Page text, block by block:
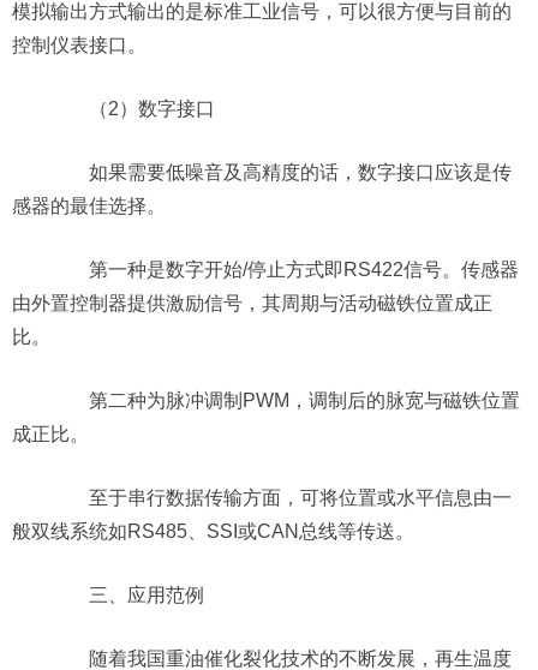
模拟输出方式输出的是标准工业信号，可以很方便与目前的
控制仪表接口。
（2）数字接口
如果需要低噪音及高精度的话，数字接口应该是传
感器的最佳选择。
第一种是数字开始/停止方式即RS422信号。传感器
由外置控制器提供激励信号，其周期与活动磁铁位置成正
比。
第二种为脉冲调制PWM，调制后的脉宽与磁铁位置
成正比。
至于串行数据传输方面，可将位置或水平信息由一
般双线系统如RS485、SSI或CAN总线等传送。
三、应用范例
随着我国重油催化裂化技术的不断发展，再生温度